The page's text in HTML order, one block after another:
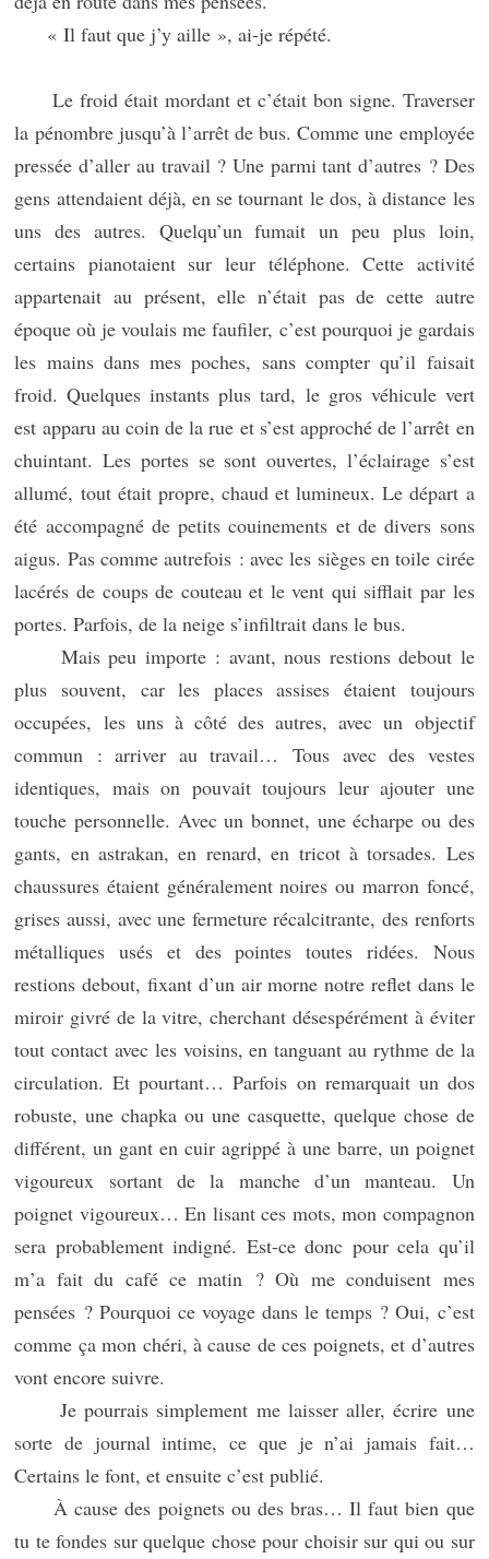
« Il faut que j’y aille », ai-je répété.
Le froid était mordant et c’était bon signe. Traverser
la pénombre jusqu’à l’arrêt de bus. Comme une employée
pressée d’aller au travail ? Une parmi tant d’autres ? Des
gens attendaient déjà, en se tournant le dos, à distance les
uns des autres. Quelqu’un fumait un peu plus loin,
certains pianotaient sur leur téléphone. Cette activité
appartenait au présent, elle n’était pas de cette autre
époque où je voulais me faufiler, c’est pourquoi je gardais
les mains dans mes poches, sans compter qu’il faisait
froid. Quelques instants plus tard, le gros véhicule vert
est apparu au coin de la rue et s’est approché de l’arrêt en
chuintant. Les portes se sont ouvertes, l’éclairage s’est
allumé, tout était propre, chaud et lumineux. Le départ a
été accompagné de petits couinements et de divers sons
aigus. Pas comme autrefois : avec les sièges en toile cirée
lacérés de coups de couteau et le vent qui sifflait par les
portes. Parfois, de la neige s’infiltrait dans le bus.
Mais peu importe : avant, nous restions debout le
plus souvent, car les places assises étaient toujours
occupées, les uns à côté des autres, avec un objectif
commun : arriver au travail… Tous avec des vestes
identiques, mais on pouvait toujours leur ajouter une
touche personnelle. Avec un bonnet, une écharpe ou des
gants, en astrakan, en renard, en tricot à torsades. Les
chaussures étaient généralement noires ou marron foncé,
grises aussi, avec une fermeture récalcitrante, des renforts
métalliques usés et des pointes toutes ridées. Nous
restions debout, fixant d’un air morne notre reflet dans le
miroir givré de la vitre, cherchant désespérément à éviter
tout contact avec les voisins, en tanguant au rythme de la
circulation. Et pourtant… Parfois on remarquait un dos
robuste, une chapka ou une casquette, quelque chose de
différent, un gant en cuir agrippé à une barre, un poignet
vigoureux sortant de la manche d’un manteau. Un
poignet vigoureux… En lisant ces mots, mon compagnon
sera probablement indigné. Est-ce donc pour cela qu’il
m’a fait du café ce matin ? Où me conduisent mes
pensées ? Pourquoi ce voyage dans le temps ? Oui, c’est
comme ça mon chéri, à cause de ces poignets, et d’autres
vont encore suivre.
Je pourrais simplement me laisser aller, écrire une
sorte de journal intime, ce que je n’ai jamais fait…
Certains le font, et ensuite c’est publié.
À cause des poignets ou des bras… Il faut bien que
tu te fondes sur quelque chose pour choisir sur qui ou sur